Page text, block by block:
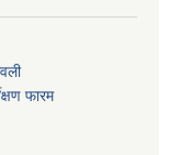
फारम